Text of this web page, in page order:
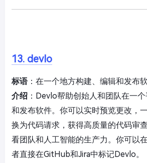
13. devlo
标语：在一个地方构建、编辑和发布软
介绍 ：Devlo帮助创始人和团队在一
和发布软件。你可以实时预览更改，
换为代码请求，获得高质量的代码审
看团队和人工智能的生产力。你可以
者直接在GitHub和Jira中标记Devlo。